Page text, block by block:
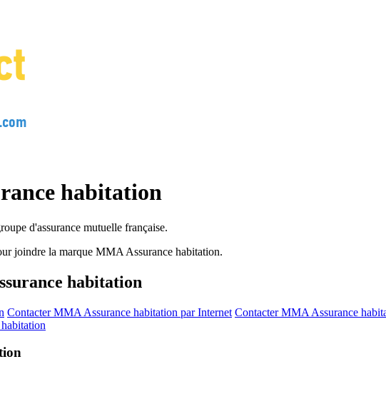
habitation
d'assurance mutuelle française.
joindre la marque MMA Assurance habitation.
habitation
Contacter MMA Assurance habitation par Internet Contacter MMA Assurance